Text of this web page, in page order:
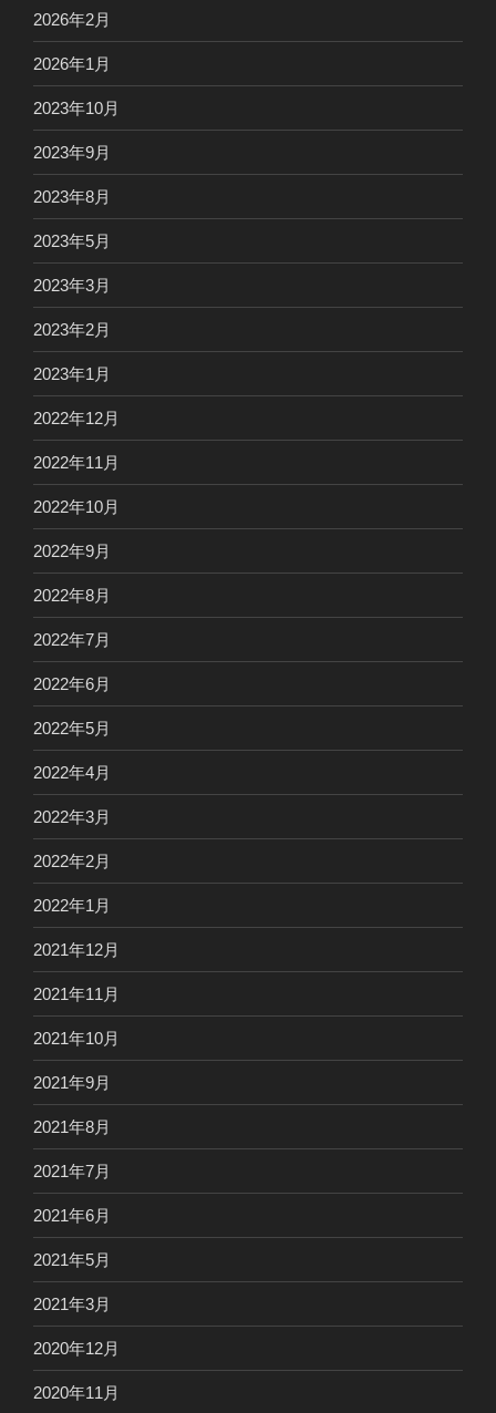
2026年2月
2026年1月
2023年10月
2023年9月
2023年8月
2023年5月
2023年3月
2023年2月
2023年1月
2022年12月
2022年11月
2022年10月
2022年9月
2022年8月
2022年7月
2022年6月
2022年5月
2022年4月
2022年3月
2022年2月
2022年1月
2021年12月
2021年11月
2021年10月
2021年9月
2021年8月
2021年7月
2021年6月
2021年5月
2021年3月
2020年12月
2020年11月